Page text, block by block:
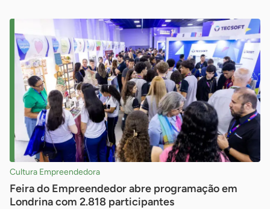
Cultura Empreendedora
Feira do Empreendedor abre programação em
Londrina com 2.818 participantes